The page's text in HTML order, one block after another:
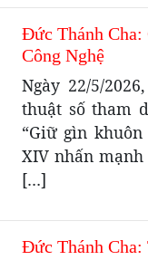
Đức Thánh
Công Nghệ
Ngày 22/5/
thuật số tham
“Giữ gìn
XIV nhấn
[…]
Đức Thánh